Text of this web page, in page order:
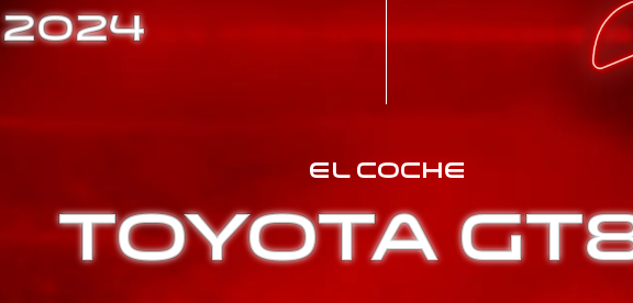
2024
EL COCHE
TOYOTA